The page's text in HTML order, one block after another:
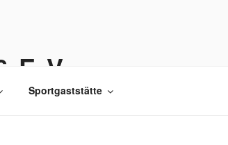
E.V.
Sportgaststätte